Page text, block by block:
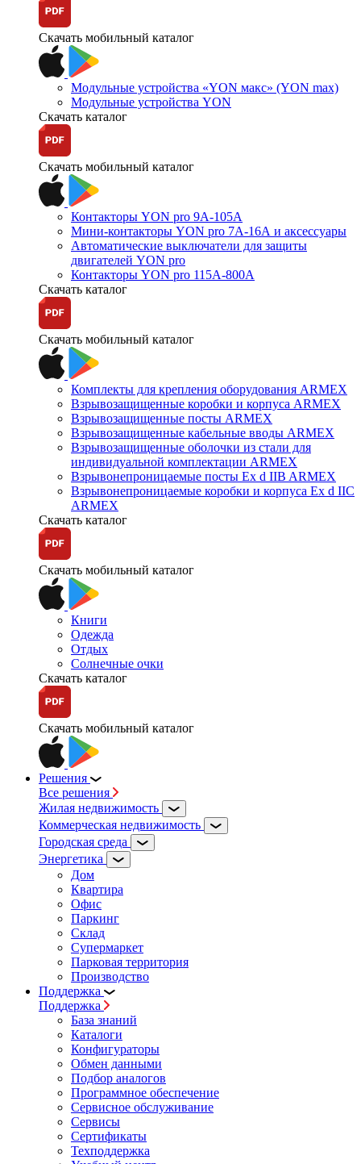
Скачать мобильный каталог
Модульные устройства «YON макс» (YON max)
Модульные устройства YON
Скачать каталог
Скачать мобильный каталог
Контакторы YON pro 9А-105А
Мини-контакторы YON pro 7А-16А и аксессуары
Автоматические выключатели для защиты
двигателей YON pro
Контакторы YON pro 115А-800А
Скачать каталог
Скачать мобильный каталог
Комплекты для крепления оборудования ARMEX
Взрывозащищенные коробки и корпуса ARMEX
Взрывозащищенные посты ARMEX
Взрывозащищенные кабельные вводы ARMEX
Взрывозащищенные оболочки из стали для
индивидуальной комплектации ARMEX
Взрывонепроницаемые посты Ex d IIB ARMEX
Взрывонепроницаемые коробки и корпуса Ex d IIС
ARMEX
Скачать каталог
Скачать мобильный каталог
Книги
Одежда
Отдых
Солнечные очки
Скачать каталог
Скачать мобильный каталог
Решения
Все решения
Жилая недвижимость
Коммерческая недвижимость
Городская среда
Энергетика
Дом
Квартира
Офис
Паркинг
Склад
Супермаркет
Парковая территория
Производство
Поддержка
Поддержка
База знаний
Каталоги
Конфигураторы
Обмен данными
Подбор аналогов
Программное обеспечение
Сервисное обслуживание
Сервисы
Сертификаты
Техподдержка